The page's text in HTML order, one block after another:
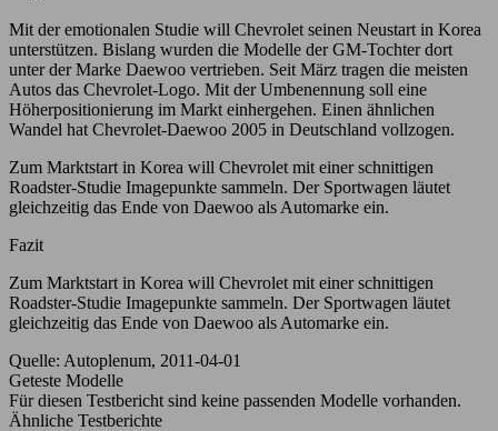
Mit der emotionalen Studie will Chevrolet seinen Neustart in Korea
unterstützen. Bislang wurden die Modelle der GM-Tochter dort
unter der Marke Daewoo vertrieben. Seit März tragen die meisten
Autos das Chevrolet-Logo. Mit der Umbenennung soll eine
Höherpositionierung im Markt einhergehen. Einen ähnlichen
Wandel hat Chevrolet-Daewoo 2005 in Deutschland vollzogen.
Zum Marktstart in Korea will Chevrolet mit einer schnittigen
Roadster-Studie Imagepunkte sammeln. Der Sportwagen läutet
gleichzeitig das Ende von Daewoo als Automarke ein.
Fazit
Zum Marktstart in Korea will Chevrolet mit einer schnittigen
Roadster-Studie Imagepunkte sammeln. Der Sportwagen läutet
gleichzeitig das Ende von Daewoo als Automarke ein.
Quelle: Autoplenum, 2011-04-01
Geteste Modelle
Für diesen Testbericht sind keine passenden Modelle vorhanden.
Ähnliche Testberichte